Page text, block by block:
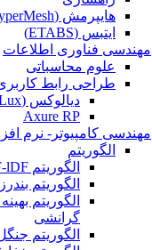
هایپرمش (HyperMesh)
ایتبس (ETABS)
مهندسی فناوری اطلاعات
علوم محاسباتی
طراحی رابط
دیالوکس (DIALux)
Axure RP
مهندسی کامپیوتر- نرم
الگوریتم
الگوریتم TF-lDF
الگوریتم بندرز
الگوریتم
گرانشی
الگوریتم